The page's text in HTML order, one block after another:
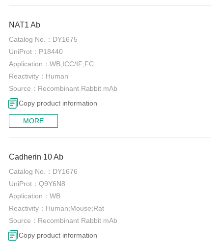
NAT1 Ab
Catalog No.： DY1675
UniProt： P18440
Application： WB;ICC/IF;FC
Reactivity： Human
Source： Recombinant Rabbit mAb
Copy product information
MORE
Cadherin 10 Ab
Catalog No.： DY1676
UniProt： Q9Y6N8
Application： WB
Reactivity： Human;Mouse;Rat
Source： Recombinant Rabbit mAb
Copy product information